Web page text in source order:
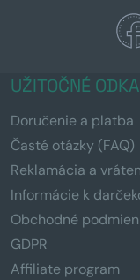
UŽITOČNÉ
Doručenie a platba
Časté otázky (FAQ)
Reklamácia a
Informácie k
Obchodné
GDPR
Affiliate program